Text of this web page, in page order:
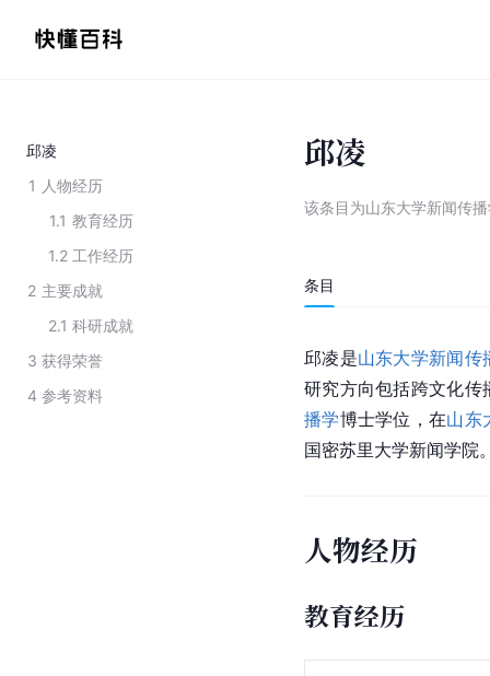
邱凌
1 人物经历
1.1 教育经历
1.2 工作经历
2 主要成就
2.1 科研成就
3 获得荣誉
4 参考资料
邱凌
该条目为山东大学新闻传
条目
邱凌是山东大学新闻传
研究方向包括跨文化
播学博士学位，在山东
国密苏里大学新闻学院
人物经历
教育经历